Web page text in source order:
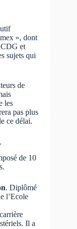
», dont
et
sujets qui
de
les
pas plus
ce délai.
de 10
. Diplômé
l’Ecole
Il a